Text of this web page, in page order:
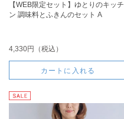
【WEB限定セット】ゆとりのキッチ
ン 調味料とふきんのセット A
4,330円（税込）
カートに入れる